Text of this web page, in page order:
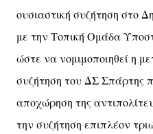
ουσιαστική συζήτηση στο
με την Τοπική Ομάδα
ώστε να νομιμοποιηθεί η
συζήτηση του ΔΣ Σπάρτης
αποχώρηση της
την συζήτηση επιπλέον